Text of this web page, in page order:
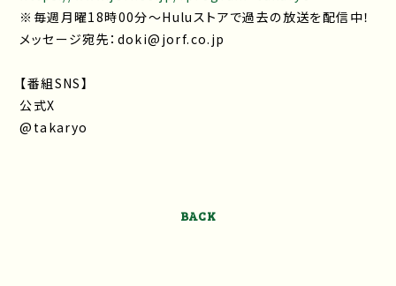
※毎週月曜18時00分～Huluストアで過去の放送を配信中！
メッセージ宛先：doki@jorf.co.jp
【番組SNS】
公式X
@takaryo
BACK